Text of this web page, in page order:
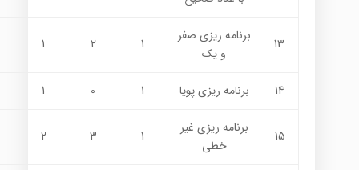
13
برنامه ريزي صفر
و يك
1
2
1
14 برنامه ريزي پويا 1
0
1
15
برنامه ريزي غير
خطي
1
3
2